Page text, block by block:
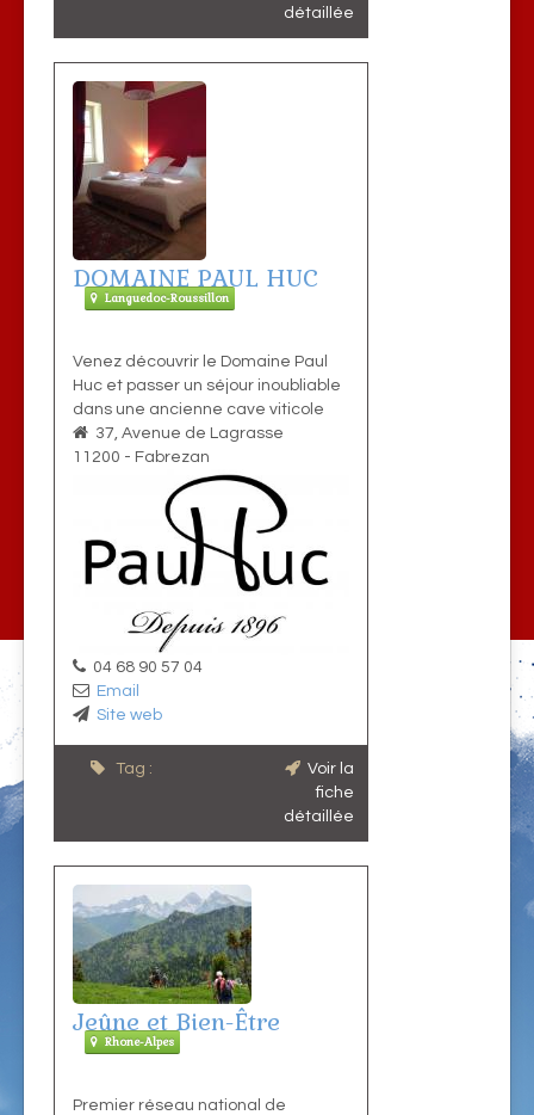
détaillée
DOMAINE PAUL HUC
Languedoc-Roussillon
Venez découvrir le Domaine Paul
Huc et passer un séjour inoubliable
dans une ancienne cave viticole
37, Avenue de Lagrasse
11200 - Fabrezan
04 68 90 57 04
Email
Site web
Tag :
Voir la
fiche
détaillée
Jeûne et Bien-Être
Rhone-Alpes
Premier réseau national de